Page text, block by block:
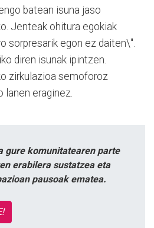
batean isuna jaso
Jenteak ohitura egokiak
sorpresarik egon ez daiten\".
diren isunak ipintzen.
zirkulazioa semoforoz
lanen eraginez.
gure komunitatearen parte
erabilera sustatzea eta
pausoak ematea.